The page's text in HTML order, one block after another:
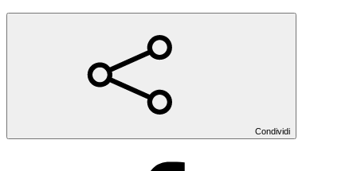
Condividi